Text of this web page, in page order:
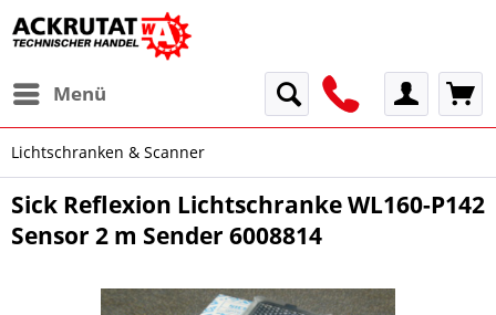
Menü
Lichtschranken & Scanner
Sick Reflexion Lichtschranke WL160-P142
Sensor 2 m Sender 6008814